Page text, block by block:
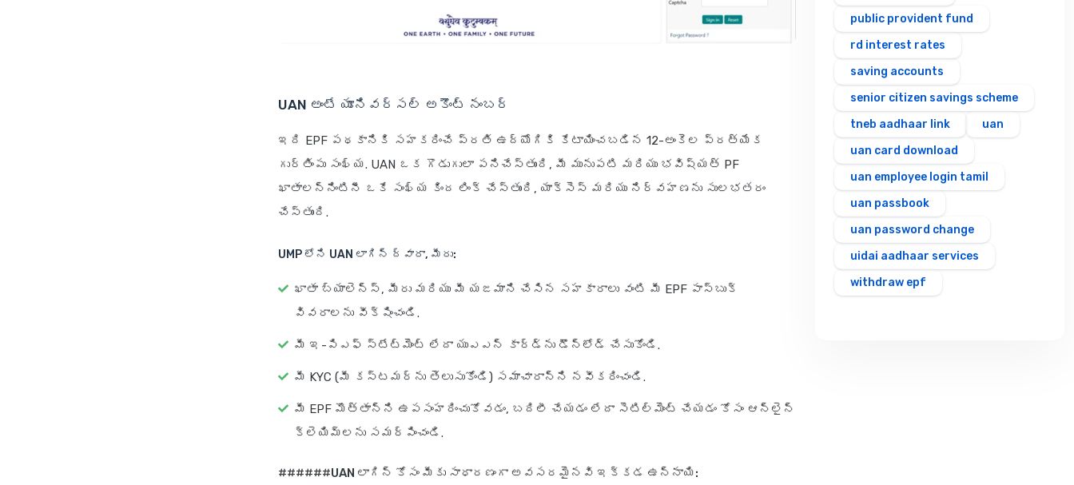
UAN అంటే యూనివర్సల్ అకౌంట్ నంబర్
ఇది EPF పథకానికి సహకరించే ప్రతి ఉద్యోగికి కేటాయించబడిన 12-అంకెల ప్రత్యేక
గుర్తింపు సంఖ్య. UAN ఒక గొడుగులా పనిచేస్తుంది, మీ మునుపటి మరియు భవిష్యత్ PF
ఖాతాలన్నింటినీ ఒకే సంఖ్య కింద లింక్ చేస్తుంది, యాక్సెస్ మరియు నిర్వహణను సులభతరం
చేస్తుంది.
UMP లోని UAN లాగిన్ ద్వారా, మీరు:
ఖాతా బ్యాలెన్స్, మీరు మరియు మీ యజమాని చేసిన సహకారాలు వంటి మీ EPF పాస్‌బుక్
వివరాలను వీక్షించండి.
మీ ఇ-పిఎఫ్ స్టేట్‌మెంట్ లేదా యుఎఎన్ కార్డ్‌ను డౌన్‌లోడ్ చేసుకోండి.
మీ KYC (మీ కస్టమర్‌ను తెలుసుకోండి) సమాచారాన్ని నవీకరించండి.
మీ EPF మొత్తాన్ని ఉపసంహరించుకోవడం, బదిలీ చేయడం లేదా సెటిల్మెంట్ చేయడం కోసం ఆన్‌లైన్
క్లెయిమ్‌లను సమర్పించండి.
######UAN లాగిన్ కోసం మీకు సాధారణంగా అవసరమైనవి ఇక్కడ ఉన్నాయి:
public provident fund
rd interest rates
saving accounts
senior citizen savings scheme
tneb aadhaar link
uan
uan card download
uan employee login tamil
uan passbook
uan password change
uidai aadhaar services
withdraw epf